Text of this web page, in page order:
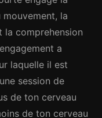
mouvement, la
la comprehension
a
laquelle il est
session de
de ton cerveau
de ton cerveau